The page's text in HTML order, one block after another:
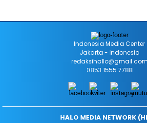
Indonesia Media Center
Jakarta - Indonesia
redaksihallo@gmail.com
0853 1555 7788
HALO MEDIA NETWORK